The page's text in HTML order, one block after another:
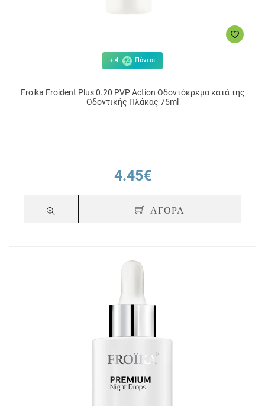
+ 4 Πόντοι
Froika Froident Plus 0.20 PVP Action Οδοντόκρεμα κατά της
Οδοντικής Πλάκας 75ml
4.45€
ΑΓΟΡΑ